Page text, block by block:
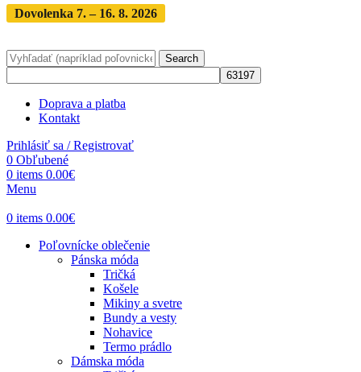
Dovolenka 7. – 16. 8. 2026
Search
Doprava a platba
Kontakt
Prihlásiť sa / Registrovať
0 Obľubené
0 items 0.00€
Menu
0 items 0.00€
Poľovnícke oblečenie
Pánska móda
Tričká
Košele
Mikiny a svetre
Bundy a vesty
Nohavice
Termo prádlo
Dámska móda